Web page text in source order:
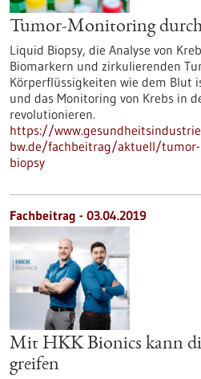
Tumor-Monitoring
Liquid Biopsy, die Analyse von
Biomarkern und zirkulierenden
Körperflüssigkeiten wie dem Blut
und das Monitoring von Krebs in
revolutionieren.
https://
bw.de/fachbeitrag/aktuell/
biopsy
Fachbeitrag - 03.04.2019
Mit HKK Bionics kann
greifen